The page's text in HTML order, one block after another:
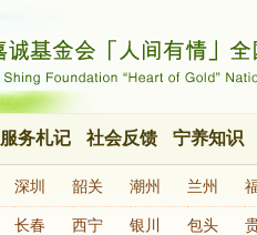
服务札记 社会反馈 宁养知识
深圳 韶关 潮州 兰州
长春 西宁 银川 包头